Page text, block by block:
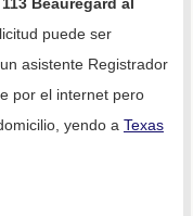
puede ser
asistente Registrador
por el internet pero
yendo a Texas